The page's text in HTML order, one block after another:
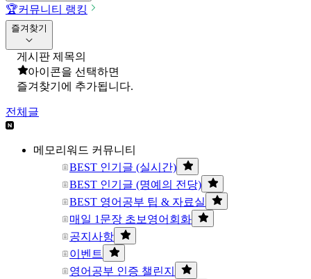
🏆커뮤니티 랭킹
즐겨찾기
게시판 제목의
아이콘을 선택하면
즐겨찾기에 추가됩니다.
전체글
메모리워드 커뮤니티
BEST 인기글 (실시간)
BEST 인기글 (명예의 전당)
BEST 영어공부 팁 & 자료실
매일 1문장 초보영어회화
공지사항
이벤트
영어공부 인증 챌린지